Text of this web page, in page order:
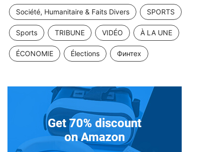
Société, Humanitaire & Faits Divers SPORTS
Sports TRIBUNE VIDÉO À LA UNE
ÉCONOMIE Élections Финтех